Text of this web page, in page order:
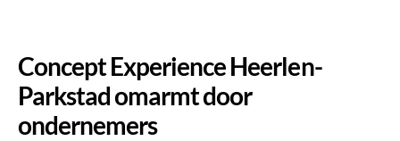
Concept Experience Heerlen-
Parkstad omarmt door
ondernemers